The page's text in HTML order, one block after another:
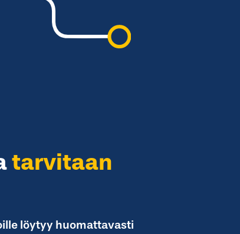
tarvitaan
löytyy huomattavasti